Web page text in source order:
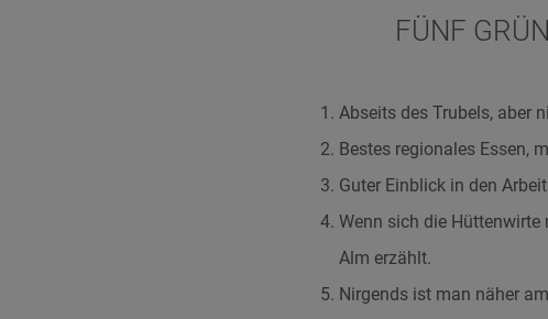
FÜNF
Abseits des Trubels, aber
Bestes regionales Essen,
Guter Einblick in den
Wenn sich die Hüttenwirte
Alm erzählt.
Nirgends ist man näher